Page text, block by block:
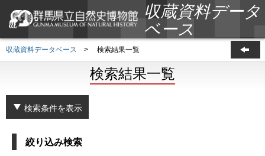
収蔵資料データ
ベース
収蔵資料データベース > 検索結果一覧
検索結果一覧
検索条件を表示
絞り込み検索